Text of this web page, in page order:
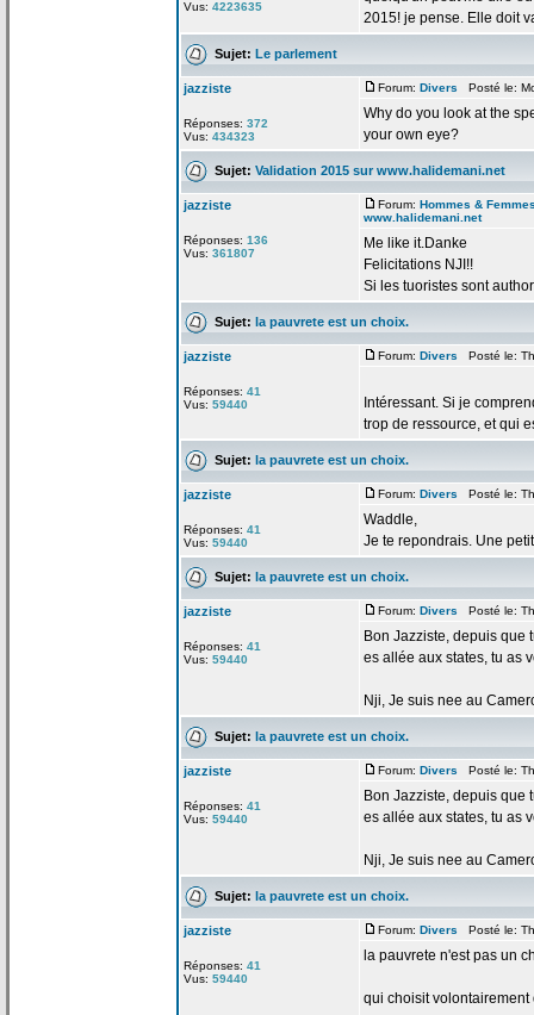
Vus: 4223635
2015! je pense. Elle doit
Sujet: Le parlement
jazziste
Réponses: 372
Vus: 434323
Forum: Divers Posté le:
Why do you look at the
your own eye?
Sujet: Validation 2015 sur www.halidemani.net
jazziste
Réponses: 136
Vus: 361807
Forum: Hommes &
www.halidemani.net
Me like it.Danke
Felicitations NJI!!
Si les tuoristes sont
Sujet: la pauvrete est un choix.
jazziste
Réponses: 41
Vus: 59440
Forum: Divers Posté le:
Intéressant. Si je
trop de ressource, et qui
Sujet: la pauvrete est un choix.
jazziste
Réponses: 41
Vus: 59440
Forum: Divers Posté le:
Waddle,
Je te repondrais. Une
Sujet: la pauvrete est un choix.
jazziste
Réponses: 41
Vus: 59440
Forum: Divers Posté le:
Bon Jazziste, depuis que
es allée aux states, tu as
Nji, Je suis nee au
Sujet: la pauvrete est un choix.
jazziste
Réponses: 41
Vus: 59440
Forum: Divers Posté le:
Bon Jazziste, depuis que
es allée aux states, tu as
Nji, Je suis nee au
Sujet: la pauvrete est un choix.
jazziste
Réponses: 41
Vus: 59440
Forum: Divers Posté le:
la pauvrete n'est pas un
qui choisit